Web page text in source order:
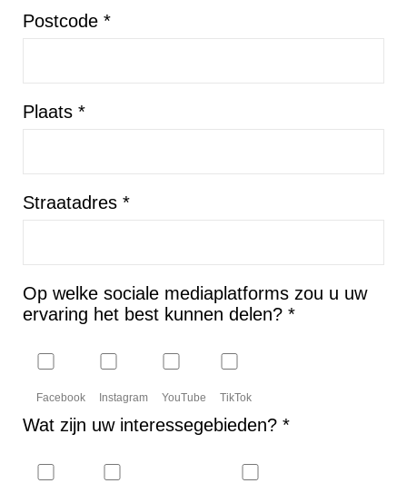
Postcode *
Plaats *
Straatadres *
Op welke sociale mediaplatforms zou u uw
ervaring het best kunnen delen? *
Facebook Instagram YouTube TikTok
Wat zijn uw interessegebieden? *